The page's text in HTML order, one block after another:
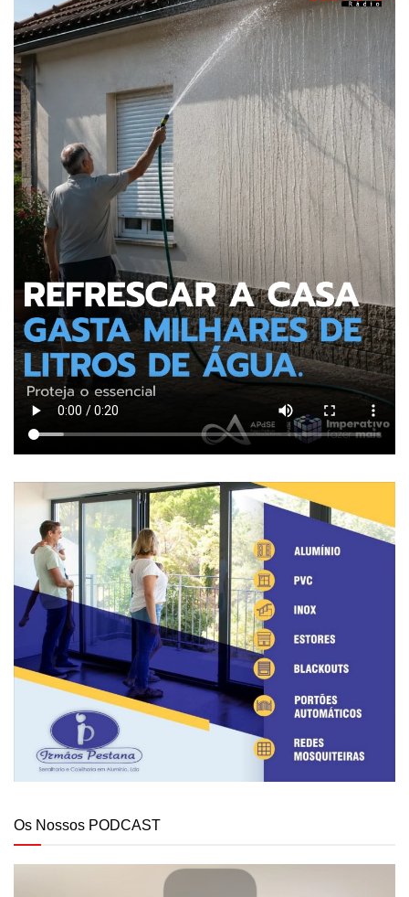
Os Nossos PODCAST